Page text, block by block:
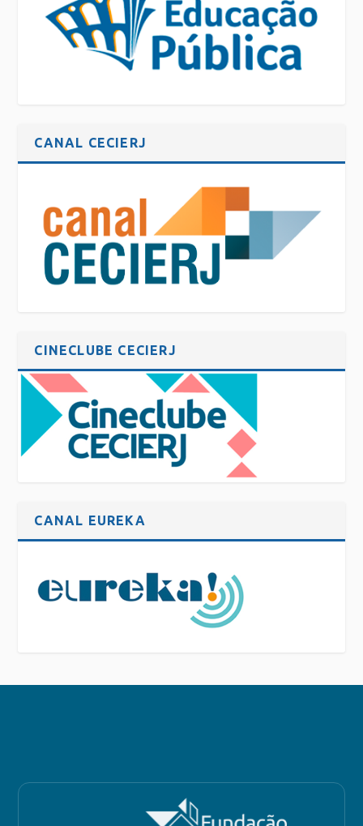
CANAL CECIERJ
CINECLUBE CECIERJ
CANAL EUREKA